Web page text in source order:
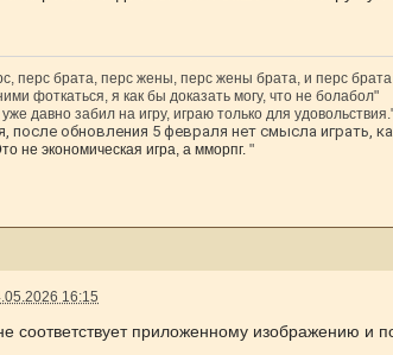
перс брата, перс жены, перс жены брата, и перс
фоткаться, я как бы доказать могу, что не болабол"
давно забил на игру, играю только для
после обновления 5 февраля нет смысла играть,
не экономическая игра, а мморпг."
16:15
соответствует приложенному изображению и